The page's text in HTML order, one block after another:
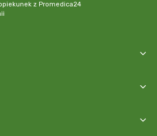
z Promedica24